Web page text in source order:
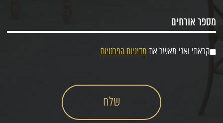
קראתי ואני מאשר את מדיניות הפרטיות